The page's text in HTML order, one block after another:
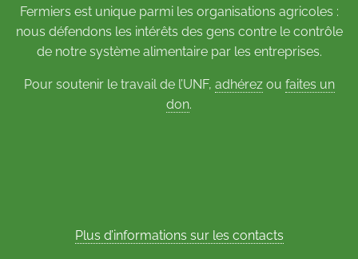
Fermiers est unique parmi les organisations agricoles :
nous défendons les intérêts des gens contre le contrôle
de notre système alimentaire par les entreprises.
Pour soutenir le travail de l’UNF, adhérezou faites un
don.
Plus d’informations sur les contacts